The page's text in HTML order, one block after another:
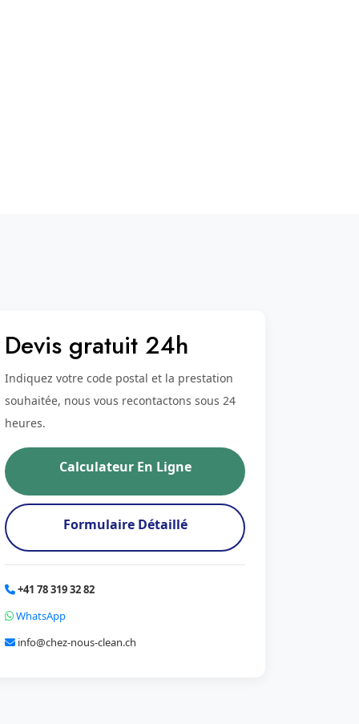
Devis gratuit 24h
Indiquez votre code postal et la prestation
souhaitée, nous vous recontactons sous 24
heures.
Calculateur En Ligne
Formulaire Détaillé
+41 78 319 32 82
WhatsApp
info@chez-nous-clean.ch